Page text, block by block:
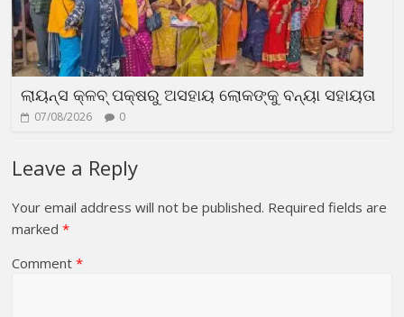
ଲାୟନ୍ସ କ୍ଳବ୍ ପକ୍ଷରୁ ଅସହାୟ ଲୋକଙ୍କୁ ବନ୍ୟା ସହାୟତା
07/08/2026 0
Leave a Reply
Your email address will not be published. Required fields are
marked*
Comment*